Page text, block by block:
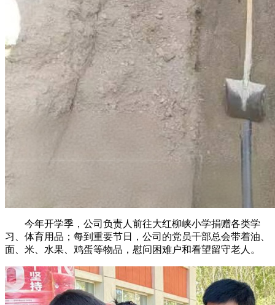
今年开学季，公司负责人前往大红柳峡小学捐赠各类学
习、体育用品；每到重要节日，公司的党员干部总会带着油、
面、米、水果、鸡蛋等物品，慰问困难户和看望留守老人。